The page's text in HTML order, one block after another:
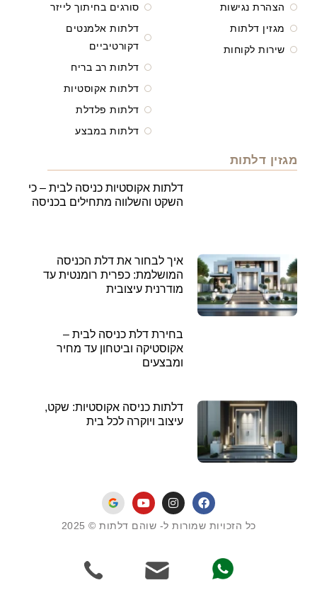
הצהרת נגישות
מגזין דלתות
שירות לקוחות
סורגים בחיתוך לייזר
דלתות אלמנטים
דקורטיביים
דלתות רב בריח
דלתות אקוסטיות
דלתות פלדלת
דלתות במבצע
מגזין דלתות
דלתות אקוסטיות כניסה לבית – כי
השקט והשלווה מתחילים בכניסה
איך לבחור את דלת הכניסה
המושלמת: כפרית רומנטית עד
מודרנית עיצובית
בחירת דלת כניסה לבית –
אקוסטיקה וביטחון עד מחיר
ומבצעים
דלתות כניסה אקוסטיות: שקט,
עיצוב ויוקרה לכל בית
כל הזכויות שמורות ל- שוהם דלתות © 2025